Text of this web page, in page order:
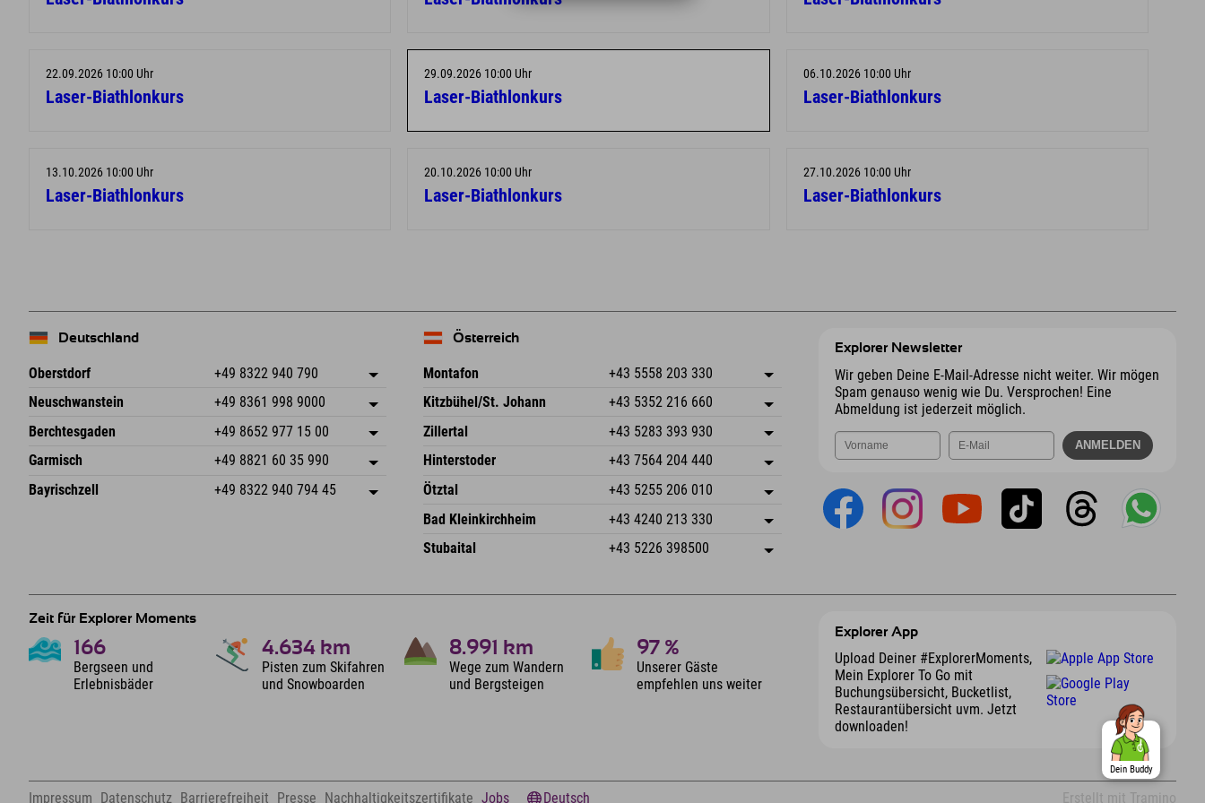
22.09.2026 10:00 Uhr
Laser-Biathlonkurs
29.09.2026 10:00 Uhr
Laser-Biathlonkurs
06.10.2026 10:00 Uhr
Laser-Biathlonkurs
13.10.2026 10:00 Uhr
Laser-Biathlonkurs
20.10.2026 10:00 Uhr
Laser-Biathlonkurs
27.10.2026 10:00 Uhr
Laser-Biathlonkurs
Deutschland
Oberstdorf +49 8322 940 790
An der Breitach 3
Deutschland
Adresse speichern
Buchen
Neuschwanstein +49 8361 998 9000
An der Riese 45
87484 Nesselwang im Allgäu
Deutschland
Adresse speichern
Buchen
Berchtesgaden +49 8652 977 15 00
Hofreitstr. 7
Deutschland
Adresse speichern
Buchen
Garmisch +49 8821 60 35 990
Frickenstraße 22
82490 Farchant
Adresse speichern
Bayrischzell +49 8322 940 794 45
Österreich
Montafon +43 5558 203 330
Dorfstr. 127b
Österreich
Adresse speichern
Buchen
Kitzbühel/St. Johann +43 5352 216 660
Speckbacherstraße 87
Österreich
Adresse speichern
Buchen
Zillertal +43 5283 393 930
Schmiedau 2
Österreich
Adresse speichern
Buchen
Hinterstoder +43 7564 204 440
Freizeitpark 10
Österreich
Adresse speichern
Buchen
Ötztal +43 5255 206 010
Gscheat 14
Österreich
Adresse speichern
Buchen
Bad Kleinkirchheim +43 4240 213 330
Dorfstraße 24
Adresse speichern
Mail senden
Stubaital +43 5226 398500
Explorer Newsletter
Wir geben Deine E-Mail-Adresse nicht weiter. Wir mögen
Spam genauso wenig wie Du. Versprochen! Eine
Abmeldung ist jederzeit möglich.
Explorer App
Upload Deiner #ExplorerMoments,
Mein Explorer To Go mit
Buchungsübersicht, Bucketlist,
Restaurantübersicht uvm. Jetzt
downloaden!
Zeit für Explorer Moments
166
Bergseen und
Erlebnisbäder
4.634 km
Pisten zum Skifahren
und Snowboarden
8.991 km
Wege zum Wandern
und Bergsteigen
97 %
Unserer Gäste
empfehlen uns weiter
Impressum Datenschutz Barrierefreiheit Presse Nachhaltigkeitszertifikate Jobs Deutsch Erstellt mit Tramino
Dein Buddy